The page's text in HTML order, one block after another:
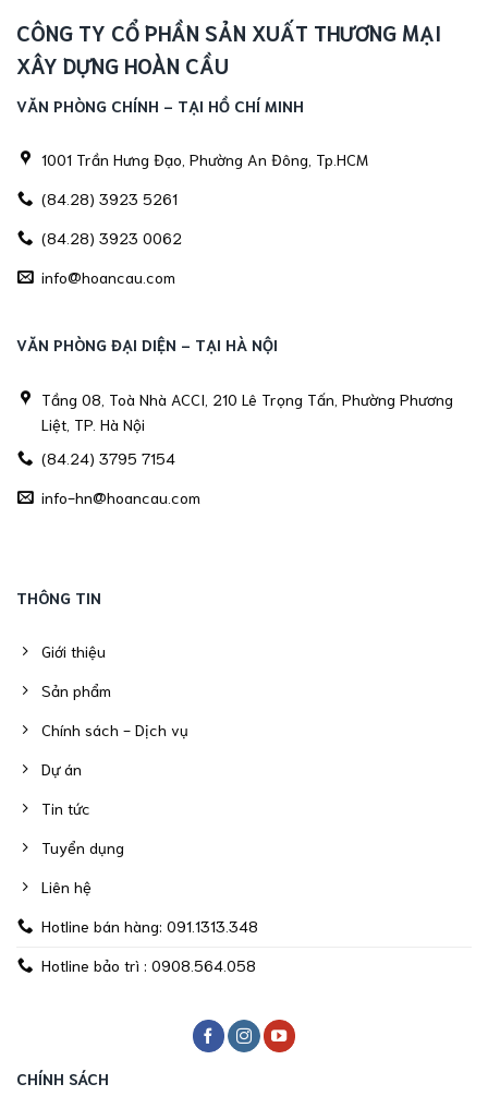
CÔNG TY CỔ PHẦN SẢN XUẤT THƯƠNG MẠI
XÂY DỰNG HOÀN CẦU
VĂN PHÒNG CHÍNH - TẠI HỒ CHÍ MINH
1001 Trần Hưng Đạo, Phường An Đông, Tp.HCM
(84.28) 3923 5261
(84.28) 3923 0062
info@hoancau.com
VĂN PHÒNG ĐẠI DIỆN - TẠI HÀ NỘI
Tầng 08, Toà Nhà ACCI, 210 Lê Trọng Tấn, Phường Phương
Liệt, TP. Hà Nội
(84.24) 3795 7154
info-hn@hoancau.com
THÔNG TIN
Giới thiệu
Sản phẩm
Chính sách - Dịch vụ
Dự án
Tin tức
Tuyển dụng
Liên hệ
Hotline bán hàng: 091.1313.348
Hotline bảo trì : 0908.564.058
CHÍNH SÁCH